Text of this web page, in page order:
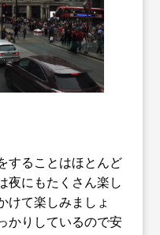
することはほとんど
夜にもたくさん楽し
けて楽しみましょ
かりしているので安